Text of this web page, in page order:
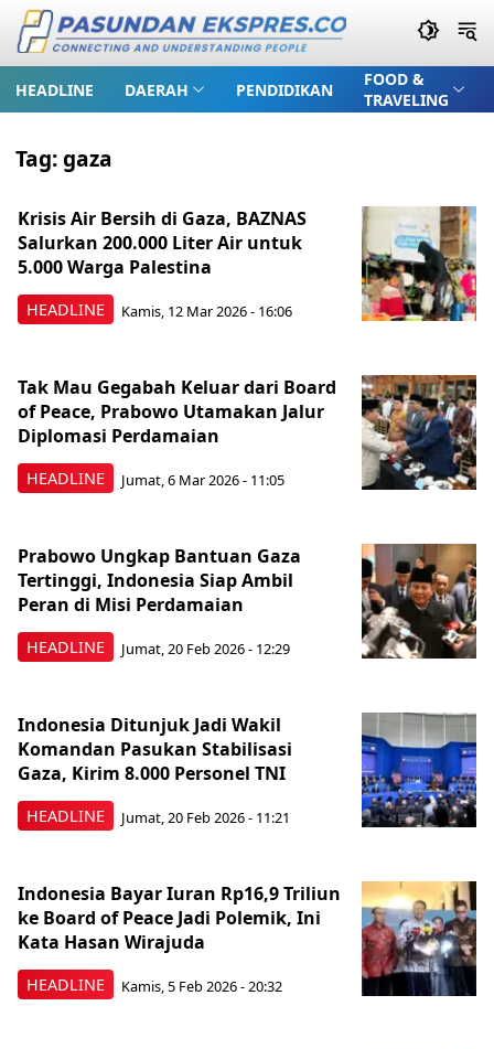
HEADLINE DAERAH PENDIDIKAN
FOOD &
TRAVELING
Tag:gaza
HEADLINE
Krisis Air Bersih di Gaza, BAZNAS
Salurkan 200.000 Liter Air untuk
5.000 Warga Palestina
Kamis, 12 Mar 2026 - 16:06
HEADLINE
Tak Mau Gegabah Keluar dari Board
of Peace, Prabowo Utamakan Jalur
Diplomasi Perdamaian
Jumat, 6 Mar 2026 - 11:05
HEADLINE
Prabowo Ungkap Bantuan Gaza
Tertinggi, Indonesia Siap Ambil
Peran di Misi Perdamaian
Jumat, 20 Feb 2026 - 12:29
HEADLINE
Indonesia Ditunjuk Jadi Wakil
Komandan Pasukan Stabilisasi
Gaza, Kirim 8.000 Personel TNI
Jumat, 20 Feb 2026 - 11:21
HEADLINE
Indonesia Bayar Iuran Rp16,9 Triliun
ke Board of Peace Jadi Polemik, Ini
Kata Hasan Wirajuda
Kamis, 5 Feb 2026 - 20:32